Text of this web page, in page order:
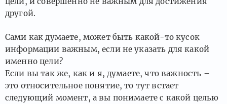
другой.
Сами как думаете, может быть какой-то кусок
информации важным, если не указать для какой
именно цели?
Если вы так же, как и я, думаете, что важность –
это относительное понятие, то тут встает
следующий момент, а вы понимаете с какой целью